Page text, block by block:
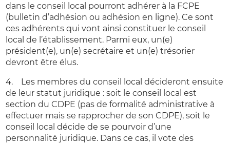
dans le conseil local pourront adhérer à la FCPE
(bulletin d’adhésion ou adhésion en ligne). Ce sont
ces adhérents qui vont ainsi constituer le conseil
local de l’établissement. Parmi eux, un(e)
président(e), un(e) secrétaire et un(e) trésorier
devront être élus.
4. Les membres du conseil local décideront ensuite
de leur statut juridique : soit le conseil local est
section du CDPE (pas de formalité administrative à
effectuer mais se rapprocher de son CDPE), soit le
conseil local décide de se pourvoir d’une
personnalité juridique. Dans ce cas, il vote des